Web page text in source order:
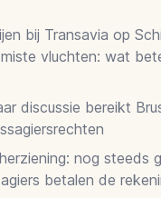
bij Transavia op
vluchten: wat
discussie bereikt
nog steeds
betalen de